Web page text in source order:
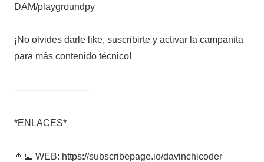
DAM/playgroundpy
¡No olvides darle like, suscribirte y activar la campanita
para más contenido técnico!
————————
*ENLACES*
👨‍💻 WEB: https://subscribepage.io/davinchicoder